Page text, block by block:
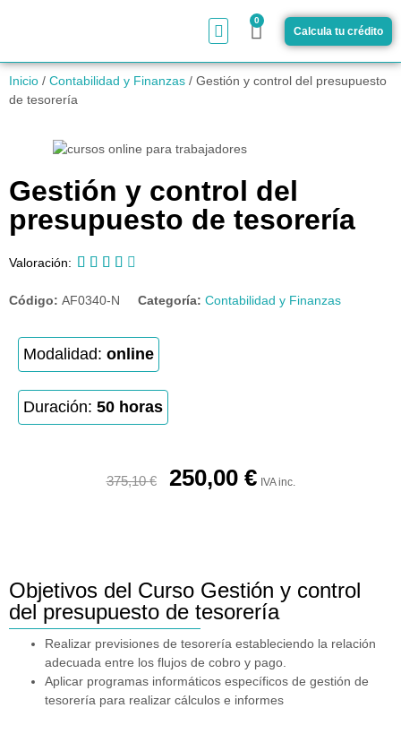
0
Calcula tu crédito
Inicio / Contabilidad y Finanzas / Gestión y control del presupuesto
de tesorería
Gestión y control del
presupuesto de tesorería
Valoración:     
Código: AF0340-N Categoría: Contabilidad y Finanzas
Modalidad: online
Duración: 50 horas
375,10€ 250,00 € IVA inc.
Objetivos del Curso Gestión y control
del presupuesto de tesorería
Realizar previsiones de tesorería estableciendo la relación
adecuada entre los flujos de cobro y pago.
Aplicar programas informáticos específicos de gestión de
tesorería para realizar cálculos e informes